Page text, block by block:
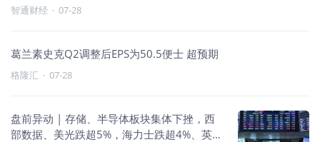
智通财经 · 07-28
葛兰素史克Q2调整后EPS为50.5便士 超预期
格隆汇 · 07-28
盘前异动 | 存储、半导体板块集体下挫，西
部数据、美光跌超5%，海力士跌超4%、英特